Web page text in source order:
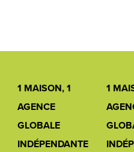
1 MAISON, 1
AGENCE
GLOBALE
INDÉPENDANTE
1